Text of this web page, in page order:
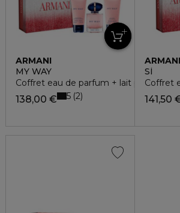
ARMANI
MY WAY
Coffret eau de parfum + lait parfumé
138,00 € 5 2
ARMANI
SÌ
Coffret
141,50